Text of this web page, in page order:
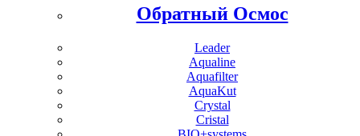
Обратный Осмос
Leader
Aqualine
Aquafilter
AquaKut
Crystal
Cristal